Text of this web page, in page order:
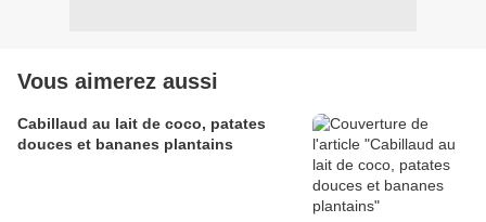
Vous aimerez aussi
Cabillaud au lait de coco, patates
douces et bananes plantains